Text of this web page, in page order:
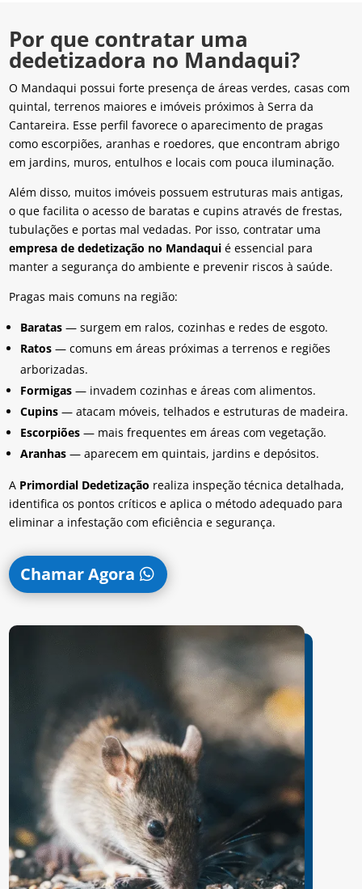
Por que contratar uma
dedetizadora no Mandaqui?
O Mandaqui possui forte presença de áreas verdes, casas com
quintal, terrenos maiores e imóveis próximos à Serra da
Cantareira. Esse perfil favorece o aparecimento de pragas
como escorpiões, aranhas e roedores, que encontram abrigo
em jardins, muros, entulhos e locais com pouca iluminação.
Além disso, muitos imóveis possuem estruturas mais antigas,
o que facilita o acesso de baratas e cupins através de frestas,
tubulações e portas mal vedadas. Por isso, contratar uma
empresa de dedetização no Mandaqui é essencial para
manter a segurança do ambiente e prevenir riscos à saúde.
Pragas mais comuns na região:
Baratas — surgem em ralos, cozinhas e redes de esgoto.
Ratos — comuns em áreas próximas a terrenos e regiões
arborizadas.
Formigas — invadem cozinhas e áreas com alimentos.
Cupins — atacam móveis, telhados e estruturas de madeira.
Escorpiões — mais frequentes em áreas com vegetação.
Aranhas — aparecem em quintais, jardins e depósitos.
A Primordial Dedetização realiza inspeção técnica detalhada,
identifica os pontos críticos e aplica o método adequado para
eliminar a infestação com eficiência e segurança.
Chamar Agora